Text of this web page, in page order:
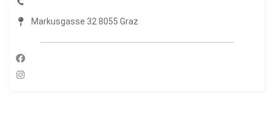
Markusgasse 32 8055 Graz